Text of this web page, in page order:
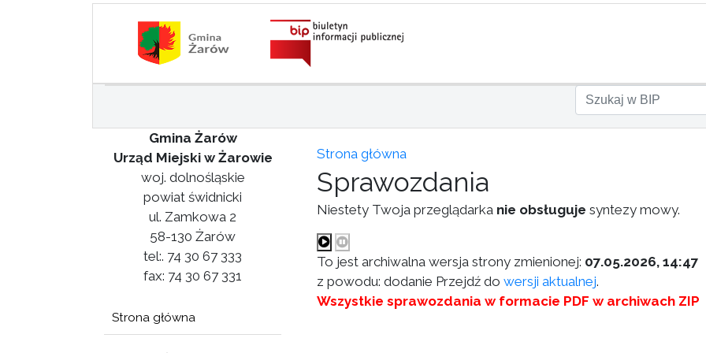
Gmina Żarów
Urząd Miejski w Żarowie
woj. dolnośląskie
powiat świdnicki
ul. Zamkowa 2
58-130 Żarów
tel:. 74 30 67 333
fax: 74 30 67 331
Strona główna
Strona główna
Sprawozdania
Niestety Twoja przeglądarka nie obsługuje syntezy mowy.
To jest archiwalna wersja strony zmienionej: 07.05.2026, 14:47
z powodu: dodanie Przejdź do wersji aktualnej.
Wszystkie sprawozdania w formacie PDF w archiwach ZIP